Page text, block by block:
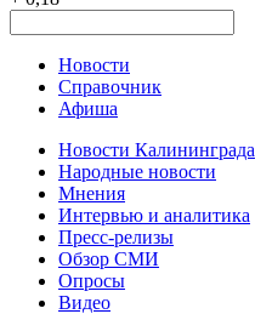
Новости
Справочник
Афиша
Новости Калининграда
Народные новости
Мнения
Интервью и аналитика
Пресс-релизы
Обзор СМИ
Опросы
Видео